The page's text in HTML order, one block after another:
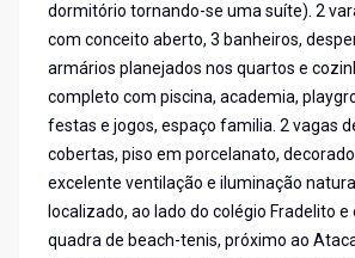
dormitório tornando-se uma suíte). 2
com conceito aberto, 3 banheiros,
armários planejados nos quartos e
completo com piscina, academia,
festas e jogos, espaço familia. 2 vagas
cobertas, piso em porcelanato,
excelente ventilação e iluminação
localizado, ao lado do colégio Fradelito
quadra de beach-tenis, próximo ao